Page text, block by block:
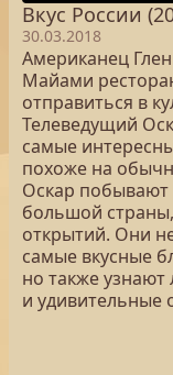
Вкус России
30.03.2018
Американец
Майами
отправиться в
Телеведущий
самые
похоже на
Оскар побывают
большой
открытий. Они
самые вкусные
но также
и удивительные